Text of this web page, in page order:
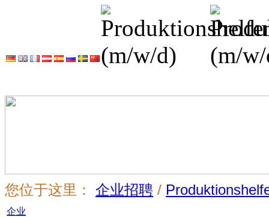
您位于这里： 企业招聘 /
企业